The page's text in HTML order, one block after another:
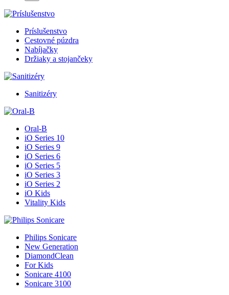
Príslušenstvo
Cestovné púzdra
Nabíjačky
Držiaky a stojančeky
Sanitizéry
Oral-B
iO Series 10
iO Series 9
iO Series 6
iO Series 5
iO Series 3
iO Series 2
iO Kids
Vitality Kids
Philips Sonicare
New Generation
DiamondClean
For Kids
Sonicare 4100
Sonicare 3100